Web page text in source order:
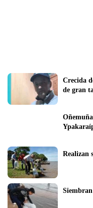
Crecida
de gran
Realizan